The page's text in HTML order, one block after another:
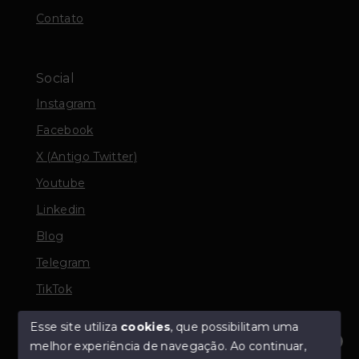
Contato
Social
Instagram
Facebook
X (Antigo Twitter)
Youtube
Linkedin
Blog
Telegram
TikTok
© Copyright 2026 - TORQUATO ∴ Corretor de Imóveis
Esse site utiliza cookies, que possibilitam uma
melhor experiência de navegação.Ao continuar,